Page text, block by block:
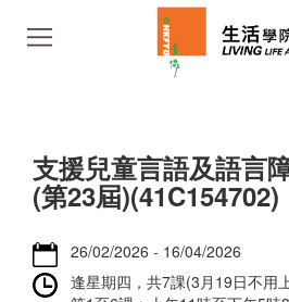
支援兒童言語及語言
(第23屆)(41C154702)
26/02/2026 - 16/04/2026
逢星期四，共7課(3月19日不用